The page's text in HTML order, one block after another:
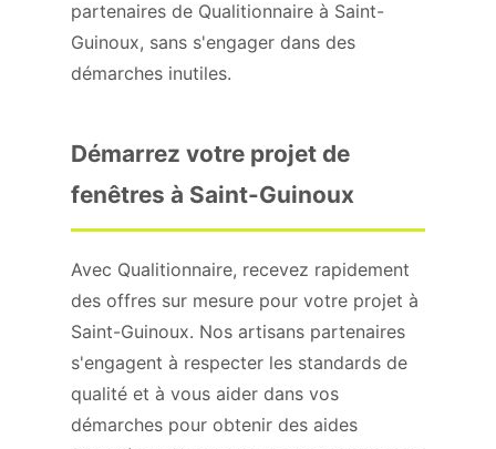
partenaires de Qualitionnaire à Saint-
Guinoux, sans s'engager dans des
démarches inutiles.
Démarrez votre projet de
fenêtres à Saint-Guinoux
Avec Qualitionnaire, recevez rapidement
des offres sur mesure pour votre projet à
Saint-Guinoux. Nos artisans partenaires
s'engagent à respecter les standards de
qualité et à vous aider dans vos
démarches pour obtenir des aides